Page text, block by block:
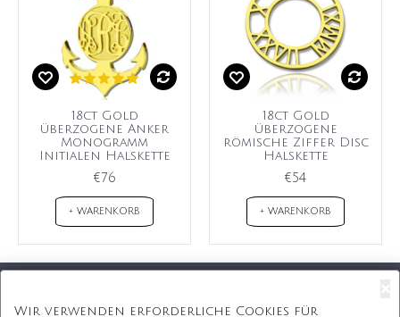
18ct Gold
überzogene Anker
Monogramm
Initialen Halskette
€76
+ WARENKORB
18ct Gold
überzogene
römische Ziffer Disc
Halskette
€54
+ WARENKORB
Wir verwenden erforderliche Cookies für